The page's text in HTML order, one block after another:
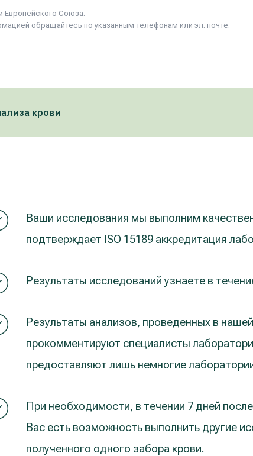
Европейского Союза.
обращайтесь по указанным телефонам или эл. почте.
крови
Ваши исследования мы выполним
подтверждает ISO 15189 аккредитация
Результаты исследований узнаете в
Результаты анализов, проведенных в
прокомментируют специалисты
предоставляют лишь немногие
При необходимости, в течении 7 дней
Вас есть возможность выполнить другие
полученного одного забора крови.